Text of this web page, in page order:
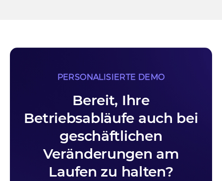
PERSONALISIERTE DEMO
Bereit, Ihre
Betriebsabläufe auch bei
geschäftlichen
Veränderungen am
Laufen zu halten?